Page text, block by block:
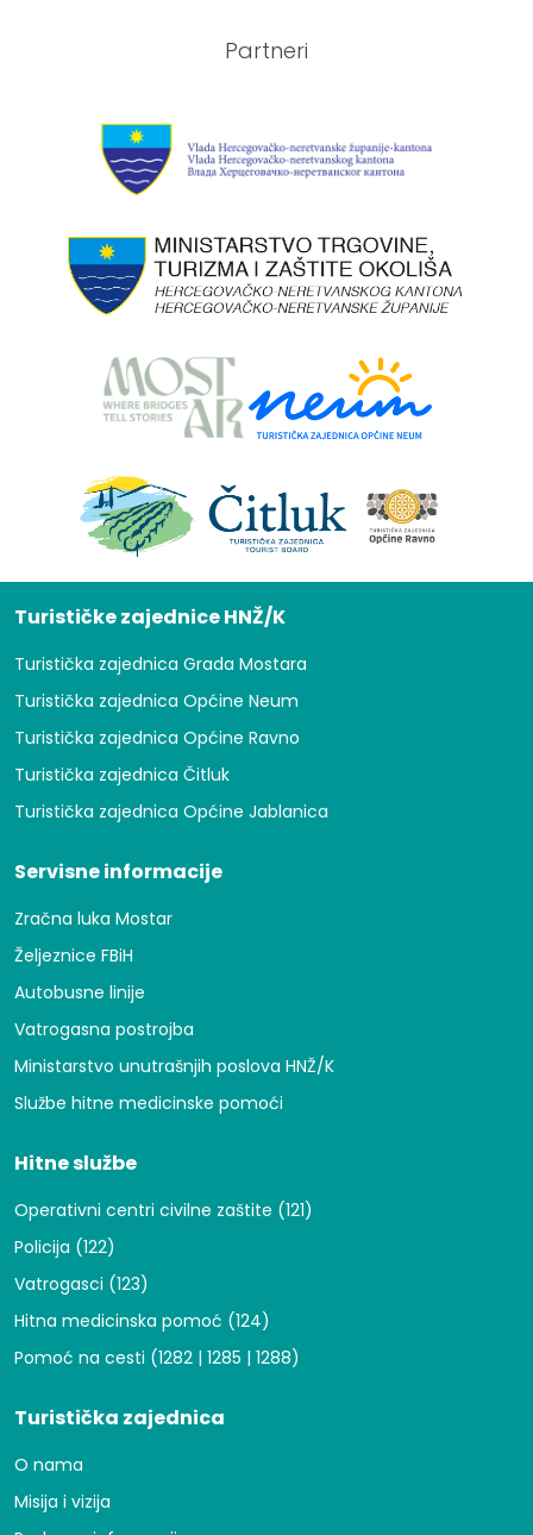
Partneri
Turističke zajednice HNŽ/K
Turistička zajednica Grada Mostara
Turistička zajednica Općine Neum
Turistička zajednica Općine Ravno
Turistička zajednica Čitluk
Turistička zajednica Općine Jablanica
Servisne informacije
Zračna luka Mostar
Željeznice FBiH
Autobusne linije
Vatrogasna postrojba
Ministarstvo unutrašnjih poslova HNŽ/K
Službe hitne medicinske pomoći
Hitne službe
Operativni centri civilne zaštite (121)
Policija (122)
Vatrogasci (123)
Hitna medicinska pomoć (124)
Pomoć na cesti (1282 | 1285 | 1288)
Turistička zajednica
O nama
Misija i vizija